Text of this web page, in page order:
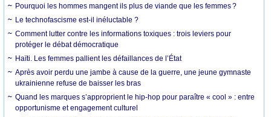
Pourquoi les hommes mangent ils plus de viande que les femmes ?
Le technofascisme est-il inéluctable ?
Comment lutter contre les informations toxiques : trois leviers pour
protéger le débat démocratique
Haïti. Les femmes pallient les défaillances de l’État
Après avoir perdu une jambe à cause de la guerre, une jeune gymnaste
ukrainienne refuse de baisser les bras
Quand les marques s’approprient le hip-hop pour paraître « cool » : entre
opportunisme et engagement culturel